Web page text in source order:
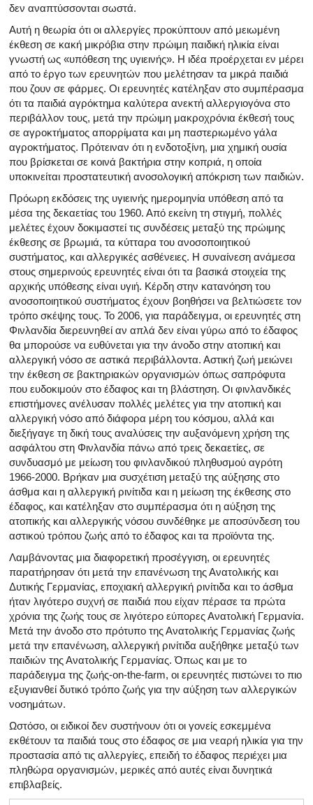
δεν αναπτύσσονται σωστά.
Αυτή η θεωρία ότι οι αλλεργίες προκύπτουν από μειωμένη
έκθεση σε κακή μικρόβια στην πρώιμη παιδική ηλικία είναι
γνωστή ως «υπόθεση της υγιεινής». Η ιδέα προέρχεται εν μέρει
από το έργο των ερευνητών που μελέτησαν τα μικρά παιδιά
που ζουν σε φάρμες. Οι ερευνητές κατέληξαν στο συμπέρασμα
ότι τα παιδιά αγρόκτημα καλύτερα ανεκτή αλλεργιογόνα στο
περιβάλλον τους, μετά την πρώιμη μακροχρόνια έκθεσή τους
σε αγροκτήματος απορρίματα και μη παστεριωμένο γάλα
αγροκτήματος. Πρότειναν ότι η ενδοτοξίνη, μια χημική ουσία
που βρίσκεται σε κοινά βακτήρια στην κοπριά, η οποία
υποκινείται προστατευτική ανοσολογική απόκριση των παιδιών.
Πρόωρη εκδόσεις της υγιεινής ημερομηνία υπόθεση από τα
μέσα της δεκαετίας του 1960. Από εκείνη τη στιγμή, πολλές
μελέτες έχουν δοκιμαστεί τις συνδέσεις μεταξύ της πρώιμης
έκθεσης σε βρωμιά, τα κύτταρα του ανοσοποιητικού
συστήματος, και αλλεργικές ασθένειες. Η συναίνεση ανάμεσα
στους σημερινούς ερευνητές είναι ότι τα βασικά στοιχεία της
αρχικής υπόθεσης είναι υγιή. Κέρδη στην κατανόηση του
ανοσοποιητικού συστήματος έχουν βοηθήσει να βελτιώσετε τον
τρόπο σκέψης τους. Το 2006, για παράδειγμα, οι ερευνητές στη
Φινλανδία διερευνηθεί αν απλά δεν είναι γύρω από το έδαφος
θα μπορούσε να ευθύνεται για την άνοδο στην ατοπική και
αλλεργική νόσο σε αστικά περιβάλλοντα. Αστική ζωή μειώνει
την έκθεση σε βακτηριακών οργανισμών όπως σαπρόφυτα
που ευδοκιμούν στο έδαφος και τη βλάστηση. Οι φινλανδικές
επιστήμονες ανέλυσαν πολλές μελέτες για την ατοπική και
αλλεργική νόσο από διάφορα μέρη του κόσμου, αλλά και
διεξήγαγε τη δική τους αναλύσεις την αυξανόμενη χρήση της
ασφάλτου στη Φινλανδία πάνω από τρεις δεκαετίες, σε
συνδυασμό με μείωση του φινλανδικού πληθυσμού αγρότη
1966-2000. Βρήκαν μια συσχέτιση μεταξύ της αύξησης στο
άσθμα και η αλλεργική ρινίτιδα και η μείωση της έκθεσης στο
έδαφος, και κατέληξαν στο συμπέρασμα ότι η αύξηση της
ατοπικής και αλλεργικής νόσου συνδέθηκε με αποσύνδεση του
αστικού τρόπου ζωής από το έδαφος και τα προϊόντα της.
Λαμβάνοντας μια διαφορετική προσέγγιση, οι ερευνητές
παρατήρησαν ότι μετά την επανένωση της Ανατολικής και
Δυτικής Γερμανίας, εποχιακή αλλεργική ρινίτιδα και το άσθμα
ήταν λιγότερο συχνή σε παιδιά που είχαν πέρασε τα πρώτα
χρόνια της ζωής τους σε λιγότερο εύπορες Ανατολική Γερμανία.
Μετά την άνοδο στο πρότυπο της Ανατολικής Γερμανίας ζωής
μετά την επανένωση, αλλεργική ρινίτιδα αυξήθηκε μεταξύ των
παιδιών της Ανατολικής Γερμανίας. Όπως και με το
παράδειγμα της ζωής-on-the-farm, οι ερευνητές πιστώνει το πιο
εξυγιανθεί δυτικό τρόπο ζωής για την αύξηση των αλλεργικών
νοσημάτων.
Ωστόσο, οι ειδικοί δεν συστήνουν ότι οι γονείς εσκεμμένα
εκθέτουν τα παιδιά τους στο έδαφος σε μια νεαρή ηλικία για την
προστασία από τις αλλεργίες, επειδή το έδαφος περιέχει μια
πληθώρα οργανισμών, μερικές από αυτές είναι δυνητικά
επιβλαβείς.